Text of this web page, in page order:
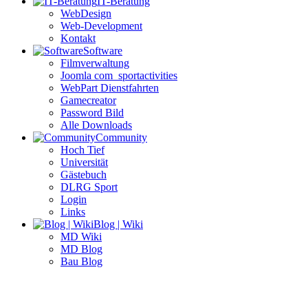
WebDesign
Web-Development
Kontakt
Software
Filmverwaltung
Joomla com_sportactivities
WebPart Dienstfahrten
Gamecreator
Password Bild
Alle Downloads
Community
Hoch Tief
Universität
Gästebuch
DLRG Sport
Login
Links
Blog | Wiki
MD Wiki
MD Blog
Bau Blog